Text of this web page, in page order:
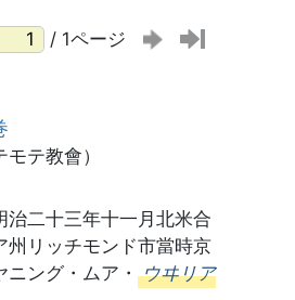
/ 1ページ
モテ教會）
治二十三年十一月北米合
州リッチモンド市當時京
ニング・ムア・ウヰリア